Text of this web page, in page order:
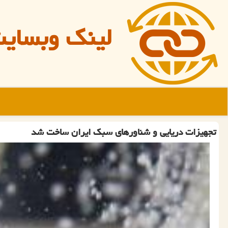
لینک
تجهیزات دریایی و شناورهای سبك ایران ساخت شد